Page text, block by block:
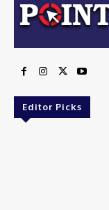
Editor Picks